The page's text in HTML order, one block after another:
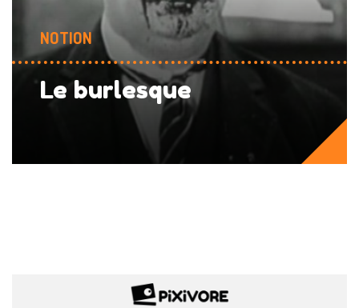
NOTION
Le burlesque